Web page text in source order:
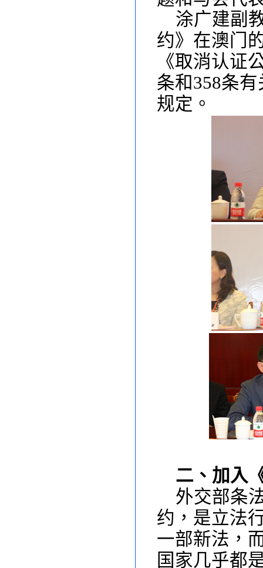
涂广建副
约》在澳门
《取消认证
条和358条有
规定。
二、加入
外交部条
约，是立法
一部新法，
国家几乎都